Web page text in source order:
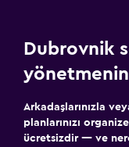
Dubrovnik
Arkadaşlarınızla
planlarınızı
ücretsizdir — ve